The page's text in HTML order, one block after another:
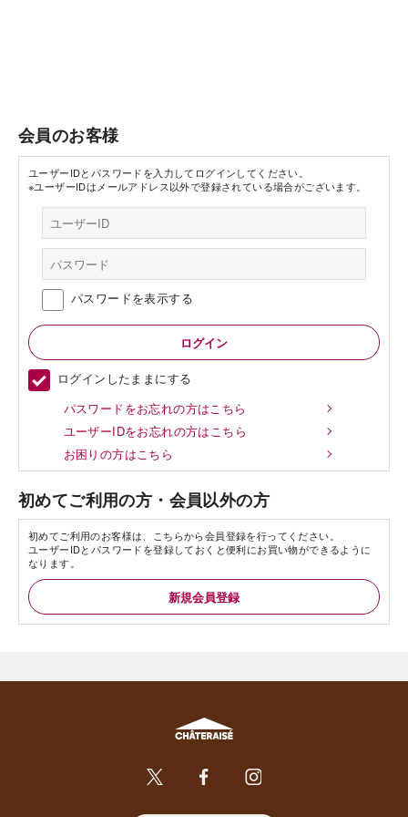
会員のお客様
ユーザーIDとパスワードを入力してログインしてください。
※ユーザーIDはメールアドレス以外で登録されている場合がございます。
パスワードを表示する
ログインしたままにする
パスワードをお忘れの方はこちら
ユーザーIDをお忘れの方はこちら
お困りの方はこちら
初めてご利用の方・会員以外の方
初めてご利用のお客様は、こちらから会員登録を行ってください。
ユーザーIDとパスワードを登録しておくと便利にお買い物ができるように
なります。